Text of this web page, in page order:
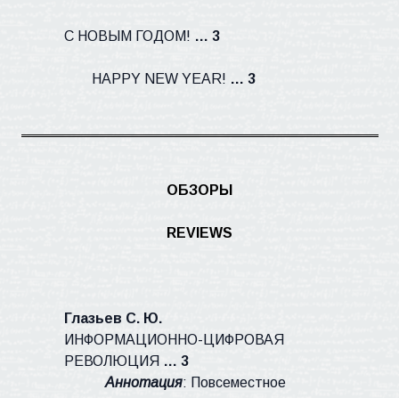
С НОВЫМ ГОДОМ! … 3
HAPPY NEW YEAR! … 3
ОБЗОРЫ
REVIEWS
Глазьев С. Ю.
ИНФОРМАЦИОННО-ЦИФРОВАЯ
РЕВОЛЮЦИЯ … 3
Аннотация: Повсеместное